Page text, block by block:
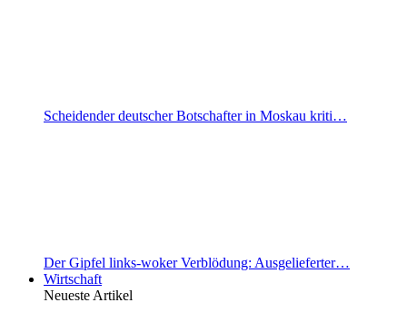
Scheidender deutscher Botschafter in Moskau kriti…
Der Gipfel links-woker Verblödung: Ausgelieferter…
Wirtschaft
Neueste Artikel